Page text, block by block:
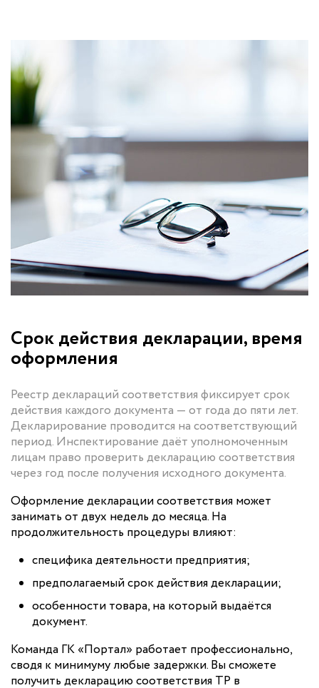
Срок действия декларации, время
оформления
Реестр деклараций соответствия фиксирует срок
действия каждого документа — от года до пяти лет.
Декларирование проводится на соответствующий
период. Инспектирование даёт уполномоченным
лицам право проверить декларацию соответствия
через год после получения исходного документа.
Оформление декларации соответствия может
занимать от двух недель до месяца. На
продолжительность процедуры влияют:
специфика деятельности предприятия;
предполагаемый срок действия декларации;
особенности товара, на который выдаётся
документ.
Команда ГК «Портал» работает профессионально,
сводя к минимуму любые задержки. Вы сможете
получить декларацию соответствия ТР в